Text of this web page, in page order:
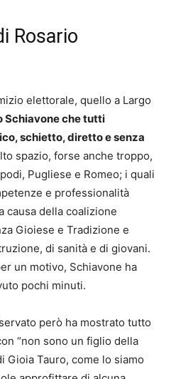
Rosario
elettorale, quello a Largo
Schiavone che tutti
schietto, diretto e senza
spazio, forse anche troppo,
Pugliese e Romeo; i quali
e professionalità
causa della coalizione
Gioiese e Tradizione e
di sanità e di giovani.
un motivo, Schiavone ha
pochi minuti.
però ha mostrato tutto
“non sono un figlio della
Gioia Tauro, come lo siamo